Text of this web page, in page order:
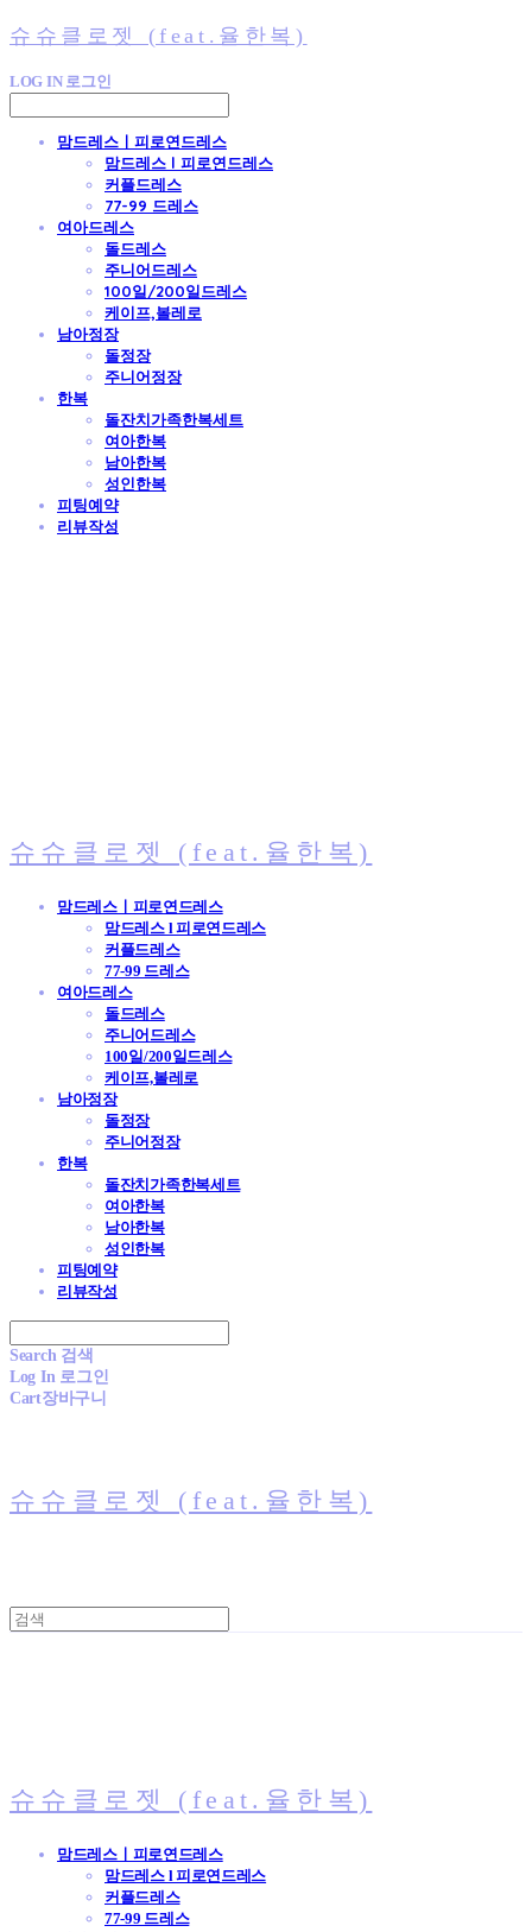
슈슈클로젯 (feat.율한복)
LOG IN 로그인
맘드레스ㅣ피로연드레스
맘드레스 l 피로연드레스
커플드레스
77-99 드레스
여아드레스
돌드레스
주니어드레스
100일/200일드레스
케이프,볼레로
남아정장
돌정장
주니어정장
한복
돌잔치가족한복세트
여아한복
남아한복
성인한복
피팅예약
리뷰작성
슈슈클로젯 (feat.율한복)
맘드레스ㅣ피로연드레스
맘드레스 l 피로연드레스
커플드레스
77-99 드레스
여아드레스
돌드레스
주니어드레스
100일/200일드레스
케이프,볼레로
남아정장
돌정장
주니어정장
한복
돌잔치가족한복세트
여아한복
남아한복
성인한복
피팅예약
리뷰작성
Search 검색
Log In 로그인
Cart장바구니
슈슈클로젯 (feat.율한복)
슈슈클로젯 (feat.율한복)
맘드레스ㅣ피로연드레스
맘드레스 l 피로연드레스
커플드레스
77-99 드레스